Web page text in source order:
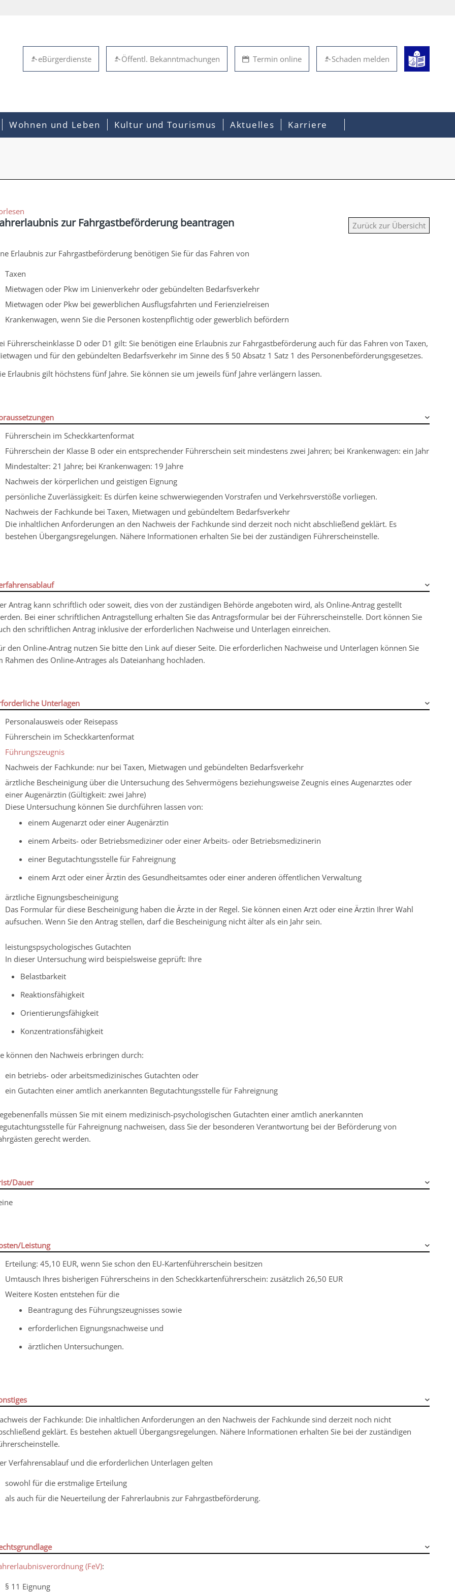
Schaden melden
Termin online
Öffentl. Bekanntmachungen
eBürgerdienste
Wohnen und Leben Kultur und Tourismus Aktuelles Karriere
zur Fahrgastbeförderung beantragen Zurück zur Übersicht
Erlaubnis zur Fahrgastbeförderung benötigen Sie für das Fahren von
Taxen
Mietwagen oder Pkw im Linienverkehr oder gebündelten Bedarfsverkehr
Mietwagen oder Pkw bei gewerblichen Ausflugsfahrten und Ferienzielreisen
Krankenwagen, wenn Sie die Personen kostenpflichtig oder gewerblich befördern
Führerscheinklasse D oder D1 gilt: Sie benötigen eine Erlaubnis zur Fahrgastbeförderung auch für das Fahren von Taxen,
und für den gebündelten Bedarfsverkehr im Sinne des § 50 Absatz 1 Satz 1 des Personenbeförderungsgesetzes.
Erlaubnis gilt höchstens fünf Jahre. Sie können sie um jeweils fünf Jahre verlängern lassen.
Führerschein im Scheckkartenformat
Führerschein der Klasse B oder ein entsprechender Führerschein seit mindestens zwei Jahren; bei Krankenwagen: ein Jahr
Mindestalter: 21 Jahre; bei Krankenwagen: 19 Jahre
Nachweis der körperlichen und geistigen Eignung
persönliche Zuverlässigkeit: Es dürfen keine schwerwiegenden Vorstrafen und Verkehrsverstöße vorliegen.
Nachweis der Fachkunde bei Taxen, Mietwagen und gebündeltem Bedarfsverkehr
Die inhaltlichen Anforderungen an den Nachweis der Fachkunde sind derzeit noch nicht abschließend geklärt. Es
bestehen Übergangsregelungen. Nähere Informationen erhalten Sie bei der zuständigen Führerscheinstelle.
Antrag kann schriftlich oder soweit, dies von der zuständigen Behörde angeboten wird, als Online-Antrag gestellt
Bei einer schriftlichen Antragstellung erhalten Sie das Antragsformular bei der Führerscheinstelle. Dort können Sie
den schriftlichen Antrag inklusive der erforderlichen Nachweise und Unterlagen einreichen.
den Online-Antrag nutzen Sie bitte den Link auf dieser Seite. Die erforderlichen Nachweise und Unterlagen können Sie
Rahmen des Online-Antrages als Dateianhang hochladen.
Unterlagen
Personalausweis oder Reisepass
Führerschein im Scheckkartenformat
Führungszeugnis
Nachweis der Fachkunde: nur bei Taxen, Mietwagen und gebündelten Bedarfsverkehr
ärztliche Bescheinigung über die Untersuchung des Sehvermögens beziehungsweise Zeugnis eines Augenarztes oder
einer Augenärztin (Gültigkeit: zwei Jahre)
Diese Untersuchung können Sie durchführen lassen von:
einem Augenarzt oder einer Augenärztin
einem Arbeits- oder Betriebsmediziner oder einer Arbeits- oder Betriebsmedizinerin
einer Begutachtungsstelle für Fahreignung
einem Arzt oder einer Ärztin des Gesundheitsamtes oder einer anderen öffentlichen Verwaltung
ärztliche Eignungsbescheinigung
Das Formular für diese Bescheinigung haben die Ärzte in der Regel. Sie können einen Arzt oder eine Ärztin Ihrer Wahl
aufsuchen. Wenn Sie den Antrag stellen, darf die Bescheinigung nicht älter als ein Jahr sein.
leistungspsychologisches Gutachten
In dieser Untersuchung wird beispielsweise geprüft: Ihre
Belastbarkeit
Reaktionsfähigkeit
Orientierungsfähigkeit
Konzentrationsfähigkeit
können den Nachweis erbringen durch:
ein betriebs- oder arbeitsmedizinisches Gutachten oder
ein Gutachten einer amtlich anerkannten Begutachtungsstelle für Fahreignung
müssen Sie mit einem medizinisch-psychologischen Gutachten einer amtlich anerkannten
für Fahreignung nachweisen, dass Sie der besonderen Verantwortung bei der Beförderung von
gerecht werden.
Dauer
Leistung
Erteilung: 45,10 EUR, wenn Sie schon den EU-Kartenführerschein besitzen
Umtausch Ihres bisherigen Führerscheins in den Scheckkartenführerschein: zusätzlich 26,50 EUR
Weitere Kosten entstehen für die
Beantragung des Führungszeugnisses sowie
erforderlichen Eignungsnachweise und
ärztlichen Untersuchungen.
der Fachkunde: Die inhaltlichen Anforderungen an den Nachweis der Fachkunde sind derzeit noch nicht
geklärt. Es bestehen aktuell Übergangsregelungen. Nähere Informationen erhalten Sie bei der zuständigen
Verfahrensablauf und die erforderlichen Unterlagen gelten
sowohl für die erstmalige Erteilung
als auch für die Neuerteilung der Fahrerlaubnis zur Fahrgastbeförderung.
(FeV):
§ 11 Eignung